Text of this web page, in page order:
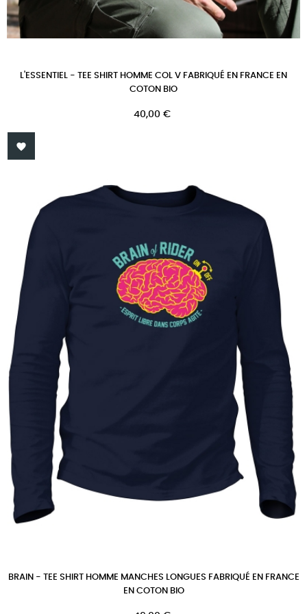
L'ESSENTIEL - TEE SHIRT HOMME COL V FABRIQUÉ EN FRANCE EN
COTON BIO
Prix
40,00 €

BRAIN - TEE SHIRT HOMME MANCHES LONGUES FABRIQUÉ EN FRANCE
EN COTON BIO